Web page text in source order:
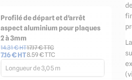
Profilé de départ et d'arrêt
aspect aluminium pour plaques
2 à 3mm
14.31€ HT
7.16€ HT
17.17€ TTC
8.59€ TTC
Longueur de 3,05 m
La